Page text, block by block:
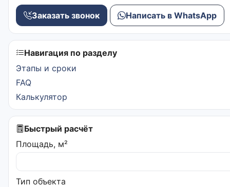
Заказать звонок Написать в WhatsApp
Навигация по разделу
Этапы и сроки
FAQ
Калькулятор
Быстрый расчёт
Площадь, м²
Тип объекта